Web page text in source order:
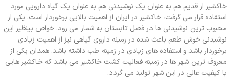
خاکشیر از قدیم هم به عنوان یک نوشیدنی هم به عنوان یک گیاه دارویی مورد
استفاده قرار می گرفت، خاکشیر در ایران از اهمیت بالایی برخوردار است. یکی از
محبوب ترین نوشیدنی ها در فصل تابستان به شمار می رود. خواص بینظیر این
نوشیدنی خوش طعم باعث شده در زمینه داروی گیاهی نیز از اهمیت زیادی
برخوردار باشد و استفاده های زیادی در زمینه طب داشته باشد. همدان یکی از
معروف ترین شهر ها در زمینه فعالیت کشت خاکشیر می باشد که خاکشیر هایی
با کیفیت عالی در این شهر تولید می گردد.